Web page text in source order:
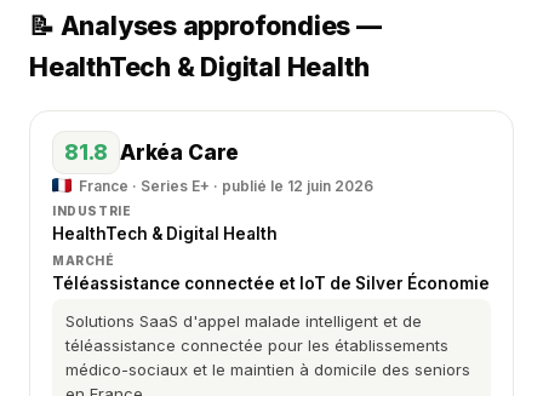
📝 Analyses approfondies —
HealthTech & Digital Health
81.8 Arkéa Care
France · Series E+ · publié le 12 juin 2026
INDUSTRIE
HealthTech & Digital Health
MARCHÉ
Téléassistance connectée et IoT de Silver Économie
Solutions SaaS d'appel malade intelligent et de
téléassistance connectée pour les établissements
médico-sociaux et le maintien à domicile des seniors